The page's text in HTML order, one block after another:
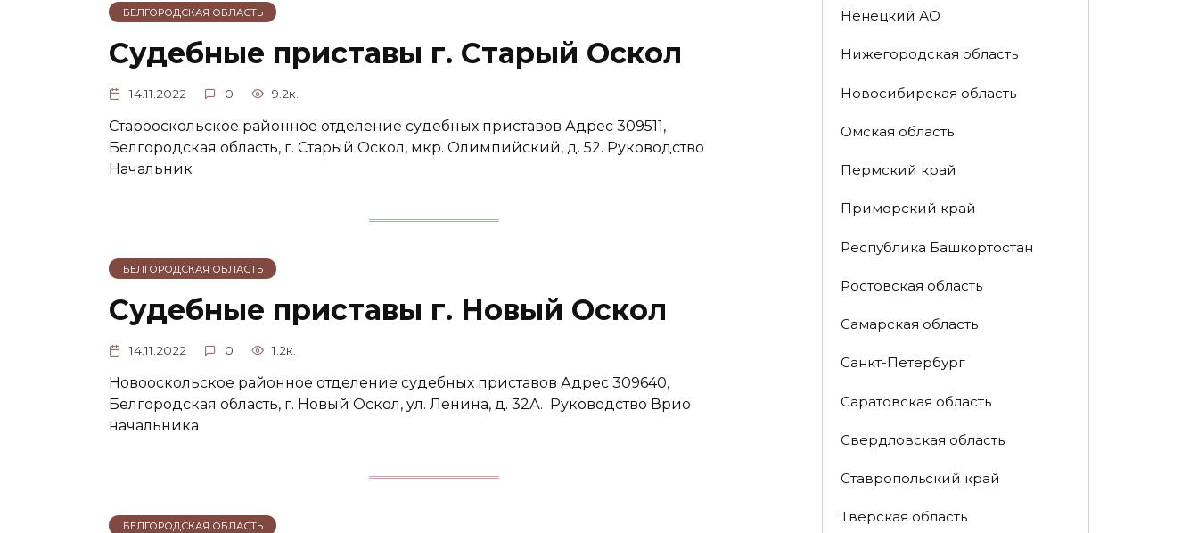
БЕЛГОРОДСКАЯ ОБЛАСТЬ
Судебные приставы г. Старый Оскол
14.11.2022 0 9.2к.
Старооскольское районное отделение судебных приставов Адрес 309511,
Белгородская область, г. Старый Оскол, мкр. Олимпийский, д. 52. Руководство
Начальник
БЕЛГОРОДСКАЯ ОБЛАСТЬ
Судебные приставы г. Новый Оскол
14.11.2022 0 1.2к.
Новооскольское районное отделение судебных приставов Адрес 309640,
Белгородская область, г. Новый Оскол, ул. Ленина, д. 32А. Руководство Врио
начальника
БЕЛГОРОДСКАЯ ОБЛАСТЬ
Ненецкий АО
Нижегородская область
Новосибирская область
Омская область
Пермский край
Приморский край
Республика Башкортостан
Ростовская область
Самарская область
Санкт-Петербург
Саратовская область
Свердловская область
Ставропольский край
Тверская область